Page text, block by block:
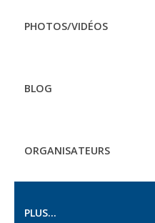
PHOTOS/VIDÉOS
BLOG
ORGANISATEURS
PLUS...